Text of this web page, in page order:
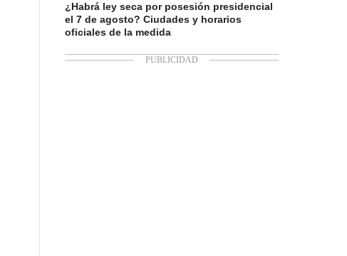
¿Habrá ley seca por posesión presidencial
el 7 de agosto? Ciudades y horarios
oficiales de la medida